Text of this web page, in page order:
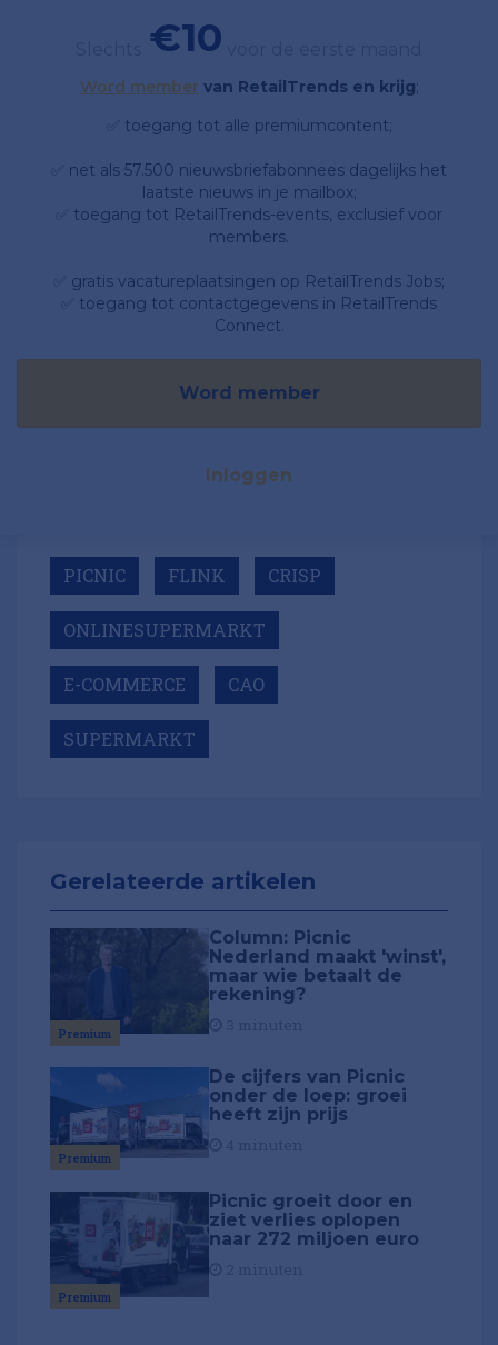
€10
Word member van RetailTrends en krijg;
✅ toegang tot alle premiumcontent;
✅ net als 57.500 nieuwsbriefabonnees dagelijks het
laatste nieuws in je mailbox;
✅ toegang tot RetailTrends-events, exclusief voor
members.
✅ gratis vacatureplaatsingen op RetailTrends Jobs;
✅ toegang tot contactgegevens in RetailTrends
Connect.
Word member
Inloggen
PICNIC FLINK CRISP
ONLINESUPERMARKT
E-COMMERCE CAO
SUPERMARKT
Gerelateerde artikelen
Premium
Column: Picnic
Nederland maakt 'winst',
maar wie betaalt de
rekening?
Premium
De cijfers van Picnic
onder de loep: groei
heeft zijn prijs
Premium
Picnic groeit door en
ziet verlies oplopen
naar 272 miljoen euro